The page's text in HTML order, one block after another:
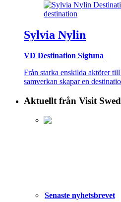
Sylvia Nylin
VD Destination Sigtuna
Från starka enskilda aktörer
samverkan skapar en
Aktuellt från Visit
Senaste nyhetsbrevet